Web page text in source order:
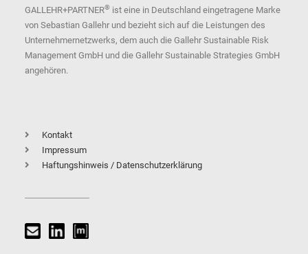
GALLEHR+PARTNER® ist eine in Deutschland eingetragene Marke
von Sebastian Gallehr und bezieht sich auf die Leistungen des
Unternehmernetzwerks, dem auch die Gallehr Sustainable Risk
Management GmbH und die Gallehr Sustainable Strategies GmbH
angehören.
Kontakt
Impressum
Haftungshinweis / Datenschutzerklärung